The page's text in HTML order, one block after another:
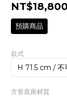
NT$18,800
預購商品
款式
方形底座材質